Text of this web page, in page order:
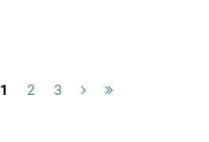
1 2 3